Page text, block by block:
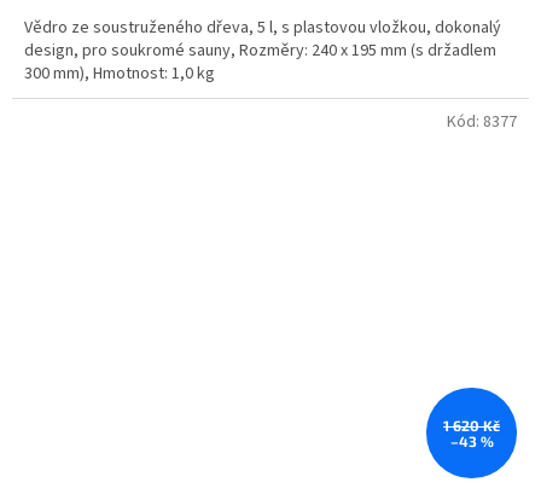
Vědro ze soustruženého dřeva, 5 l, s plastovou vložkou, dokonalý
design, pro soukromé sauny, Rozměry: 240 x 195 mm (s držadlem
300 mm), Hmotnost: 1,0 kg
1 620 Kč
–43 %
Kód: 8377